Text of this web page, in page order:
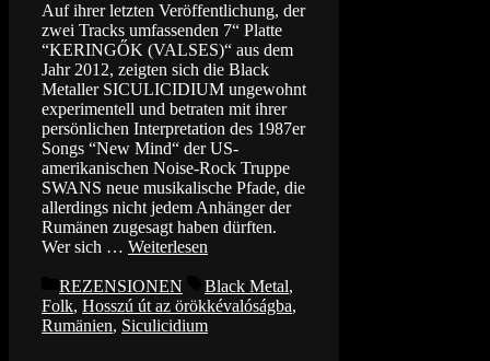
Auf ihrer letzten Veröffentlichung, der
zwei Tracks umfassenden 7“ Platte
“KERINGŐK (VALSES)“ aus dem
Jahr 2012, zeigten sich die Black
Metaller SICULICIDIUM ungewohnt
experimentell und betraten mit ihrer
persönlichen Interpretation des 1987er
Songs “New Mind“ der US-
amerikanischen Noise-Rock Truppe
SWANS neue musikalische Pfade, die
allerdings nicht jedem Anhänger der
Rumänen zugesagt haben dürften.
Wer sich … Weiterlesen
Kategorien
REZENSIONEN Schlagwörter
Black Metal,
Folk, Hosszú út az örökkévalóságba,
Rumänien, Siculicidium